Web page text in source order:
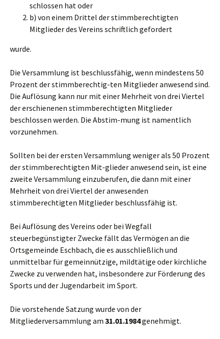
schlossen hat oder
b) von einem Drittel der stimmberechtigten
Mitglieder des Vereins schriftlich gefordert
wurde.
Die Versammlung ist beschlussfähig, wenn mindestens 50
Prozent der stimmberechtig-ten Mitglieder anwesend sind.
Die Auflösung kann nur mit einer Mehrheit von drei Viertel
der erschienenen stimmberechtigten Mitglieder
beschlossen werden. Die Abstim-mung ist namentlich
vorzunehmen.
Sollten bei der ersten Versammlung weniger als 50 Prozent
der stimmberechtigten Mit-glieder anwesend sein, ist eine
zweite Versammlung einzuberufen, die dann mit einer
Mehrheit von drei Viertel der anwesenden
stimmberechtigten Mitglieder beschlussfähig ist.
Bei Auflösung des Vereins oder bei Wegfall
steuerbegünstigter Zwecke fällt das Vermögen an die
Ortsgemeinde Eschbach, die es ausschließlich und
unmittelbar für gemeinnützige, mildtätige oder kirchliche
Zwecke zu verwenden hat, insbesondere zur Förderung des
Sports und der Jugendarbeit im Sport.
Die vorstehende Satzung wurde von der
Mitgliederversammlung am 31.01.1984genehmigt.